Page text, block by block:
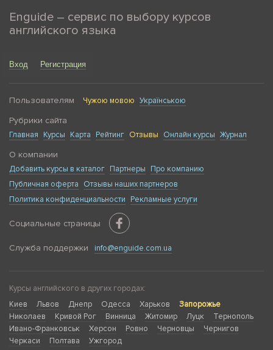
Enguide – сервис по выбору курсов
английского языка
Вход Регистрация
Пользователям Чужою мовою Українською
Рубрики сайта
Главная Курсы Карта Рейтинг Отзывы Онлайн курсы Журнал
О компании
Добавить курсы в каталог Партнеры
Про компанию
Публичная оферта
Отзывы наших партнеров
Политика конфиденциальности
Рекламные услуги
Социальные страницы
Служба поддержки info@enguide.com.ua
Курсы английского в других городах:
Киев
Львов Днепр Одесса Харьков
Запорожье
Николаев
Кривой Рог Винница Житомир Луцк
Тернополь
Ивано-Франковськ
Херсон Ровно Черновцы
Чернигов
Черкаси
Полтава Ужгород